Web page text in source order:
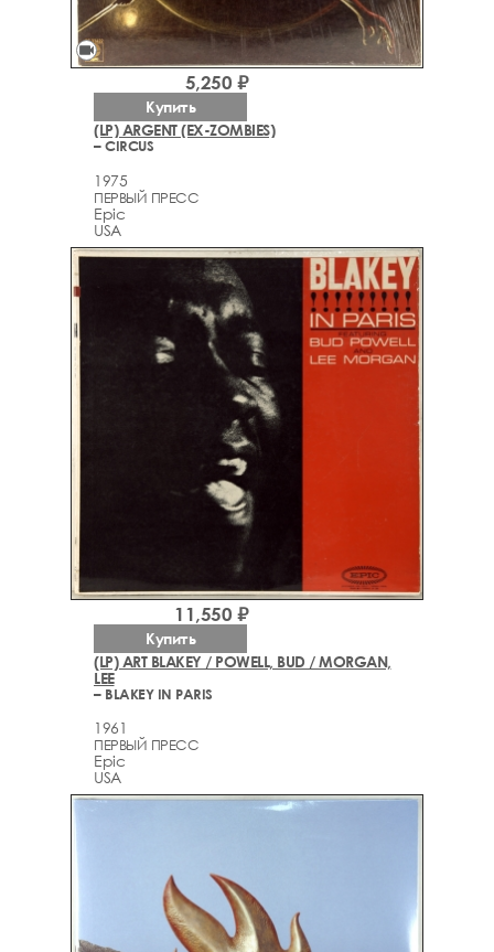
videocam
(LP) ARGENT (EX-ZOMBIES)
– CIRCUS
1975
ПЕРВЫЙ ПРЕСС
Epic
USA
5,250 ₽
Купить
(LP) ART BLAKEY / POWELL, BUD / MORGAN,
LEE
– BLAKEY IN PARIS
1961
ПЕРВЫЙ ПРЕСС
Epic
USA
11,550 ₽
Купить